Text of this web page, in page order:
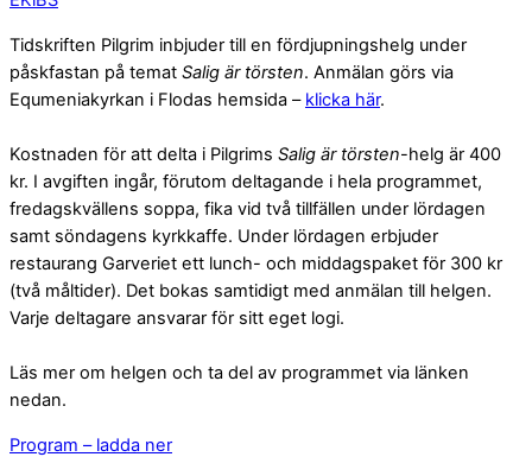
Tidskriften Pilgrim inbjuder till en fördjupningshelg under
påskfastan på temat Salig är törsten. Anmälan görs via
Equmeniakyrkan i Flodas hemsida – klicka här.
Kostnaden för att delta i Pilgrims Salig är törsten-helg är 400
kr. I avgiften ingår, förutom deltagande i hela programmet,
fredagskvällens soppa, fika vid två tillfällen under lördagen
samt söndagens kyrkkaffe. Under lördagen erbjuder
restaurang Garveriet ett lunch- och middagspaket för 300 kr
(två måltider). Det bokas samtidigt med anmälan till helgen.
Varje deltagare ansvarar för sitt eget logi.
Läs mer om helgen och ta del av programmet via länken
nedan.
Program – ladda ner